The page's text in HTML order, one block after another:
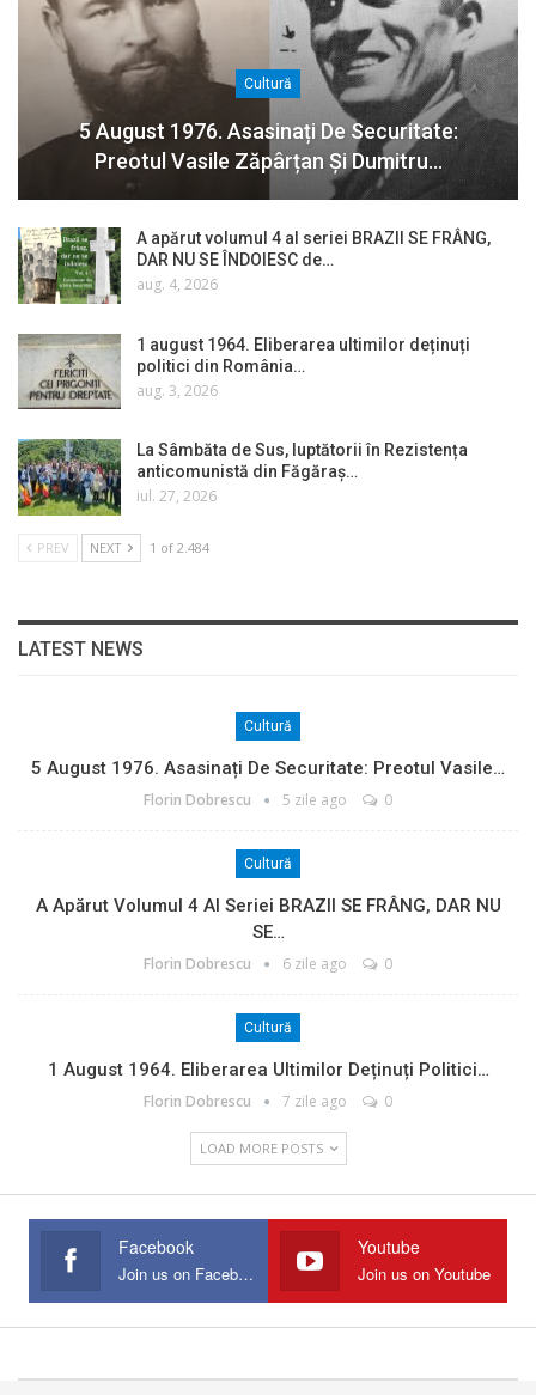
Cultură
5 August 1976. Asasinați De Securitate:
Preotul Vasile Zăpârțan Și Dumitru…
A apărut volumul 4 al seriei BRAZII SE FRÂNG,
DAR NU SE ÎNDOIESC de…
aug. 4, 2026
1 august 1964. Eliberarea ultimilor deținuți
politici din România…
aug. 3, 2026
La Sâmbăta de Sus, luptătorii în Rezistența
anticomunistă din Făgăraș…
iul. 27, 2026
PREV NEXT 1 of 2.484
LATEST NEWS
Cultură
5 August 1976. Asasinați De Securitate: Preotul Vasile…
Florin Dobrescu 5 zile ago 0
Cultură
A Apărut Volumul 4 Al Seriei BRAZII SE FRÂNG, DAR NU
SE…
Florin Dobrescu 6 zile ago 0
Cultură
1 August 1964. Eliberarea Ultimilor Deținuți Politici…
Florin Dobrescu 7 zile ago 0
LOAD MORE POSTS
Facebook
Join us on Facebook
Youtube
Join us on Youtube